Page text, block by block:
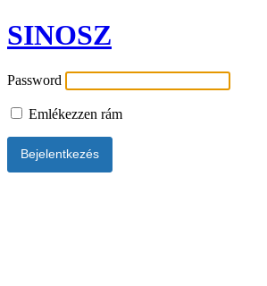
SINOSZ
Password
Emlékezzen rám